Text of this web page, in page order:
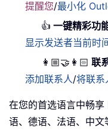
提醒您/最小化
👍 一键精彩功
显示发送者当前时
👩🏼‍🤝‍👩🏻 联
添加联系人/将联系
在您的首选语言中畅
语、德语、法语、中文